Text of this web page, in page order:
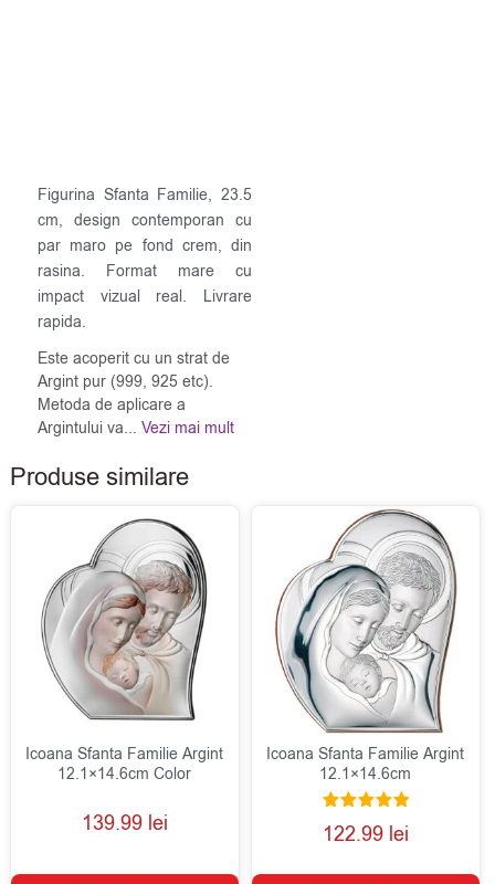
Figurina Sfanta Familie, 23.5
cm, design contemporan cu
par maro pe fond crem, din
rasina. Format mare cu
impact vizual real. Livrare
rapida.
Este acoperit cu un strat de
Argint pur (999, 925 etc).
Metoda de aplicare a
Argintului va... Vezi mai mult
Produse similare
Icoana Sfanta Familie Argint
12.1×14.6cm Color
139.99 lei
Icoana Sfanta Familie Argint
12.1×14.6cm
Evaluat la
5.00
122.99 lei